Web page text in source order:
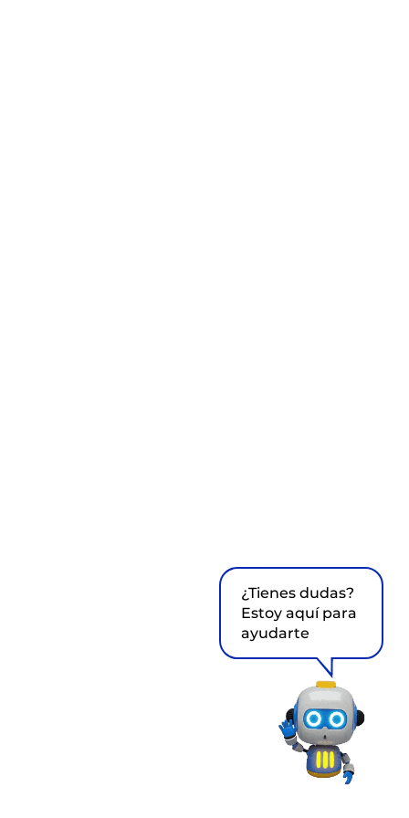
¿Tienes dudas?
Estoy aquí para
ayudarte